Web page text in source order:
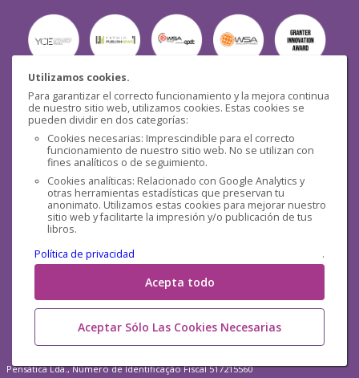
Utilizamos cookies.
Para garantizar el correcto funcionamiento y la mejora continua
de nuestro sitio web, utilizamos cookies. Estas cookies se
pueden dividir en dos categorías:
Cookies necesarias: Imprescindible para el correcto
funcionamiento de nuestro sitio web. No se utilizan con
fines analíticos o de seguimiento.
Cookies analíticas: Relacionado con Google Analytics y
otras herramientas estadísticas que preservan tu
anonimato. Utilizamos estas cookies para mejorar nuestro
sitio web y facilitarte la impresión y/o publicación de tus
libros.
Política de privacidad
.
Acepta todo
Aceptar Sólo Las Cookies Necesarias
Seguridad
Redes sociales
Pensática Lda., Número de Identificação Fiscal 517215560